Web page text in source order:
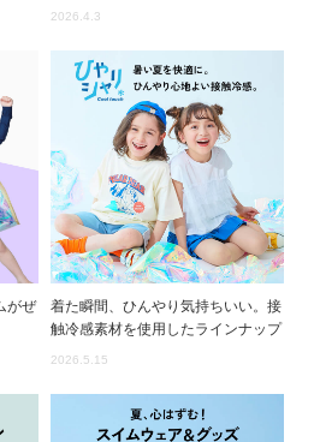
2026.4.3
がぜ
着た瞬間、ひんやり気持ちいい。接
触冷感素材を使用したラインナップ
2026.5.15